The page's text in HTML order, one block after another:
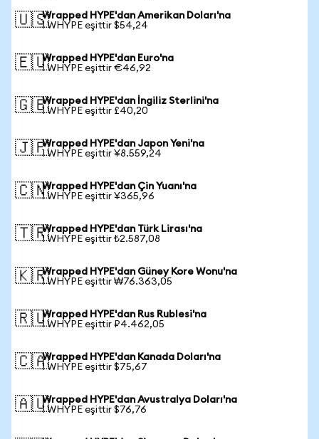
🇺🇸Wrapped HYPE'dan Amerikan Doları'na
1 WHYPE eşittir $54,24
🇪🇺Wrapped HYPE'dan Euro'na
1 WHYPE eşittir €46,92
🇬🇧Wrapped HYPE'dan İngiliz Sterlini'na
1 WHYPE eşittir £40,20
🇯🇵Wrapped HYPE'dan Japon Yeni'na
1 WHYPE eşittir ¥8.559,24
🇨🇳Wrapped HYPE'dan Çin Yuanı'na
1 WHYPE eşittir ¥365,96
🇹🇷Wrapped HYPE'dan Türk Lirası'na
1 WHYPE eşittir ₺2.587,08
🇰🇷Wrapped HYPE'dan Güney Kore Wonu'na
1 WHYPE eşittir ₩76.363,05
🇷🇺Wrapped HYPE'dan Rus Rublesi'na
1 WHYPE eşittir ₽4.462,05
🇨🇦Wrapped HYPE'dan Kanada Doları'na
1 WHYPE eşittir $75,67
🇦🇺Wrapped HYPE'dan Avustralya Doları'na
1 WHYPE eşittir $76,76